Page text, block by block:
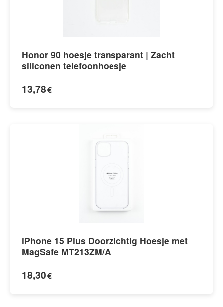
Honor 90 hoesje transparant | Zacht
siliconen telefoonhoesje
13,78€
iPhone 15 Plus Doorzichtig Hoesje met
MagSafe MT213ZM/A
18,30€